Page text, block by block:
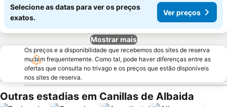
Selecione as datas para ver os preços
exatos.
Ver preços
Mostrar mais
Os preços e a disponibilidade que recebemos dos sites de reserva
mudam frequentemente. Como tal, pode haver diferenças entre as
ofertas que consulta no trivago e os preços que estão disponíveis
nos sites de reserva.
Outras estadias em Canillas de Albaida